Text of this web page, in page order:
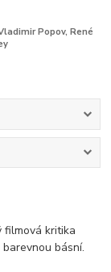
Popov, René
filmová kritika
básní.